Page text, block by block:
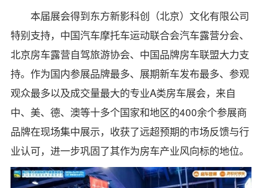
本届展会得到东方新影科创（北京）文化有限公司
特别支持，中国汽车摩托车运动联合会汽车露营分会、
北京房车露营自驾旅游协会、中国品牌房车联盟大力支
持。作为国内参展品牌最多、展期新车发布最多、参观
观众最多以及成交量最大的专业A类房车展会，来自
中、美、德、澳等十多个国家和地区的400余个参展商
品牌在现场集中展示，收获了远超预期的市场反馈与行
业认可，进一步巩固了其作为房车产业风向标的地位。